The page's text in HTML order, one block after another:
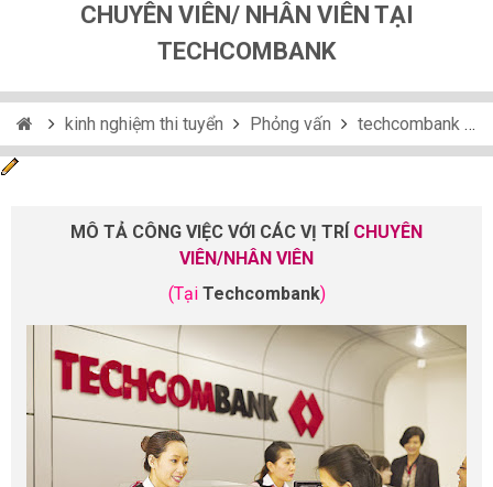
CHUYÊN VIÊN/ NHÂN VIÊN TẠI
TECHCOMBANK
kinh nghiệm thi tuyển Phỏng vấn techcombank
MÔ TẢ CÔNG VIỆC VỚI CÁC VỊ TRÍ CHUYÊN
VIÊN/NHÂN VIÊN
(Tại Techcombank)